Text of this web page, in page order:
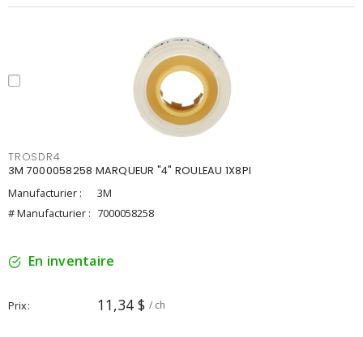
TROSDR4
3M 7000058258 MARQUEUR "4" ROULEAU 1X8PI
Manufacturier :
3M
# Manufacturier : 7000058258
En inventaire
Prix 11,34 $ / ch